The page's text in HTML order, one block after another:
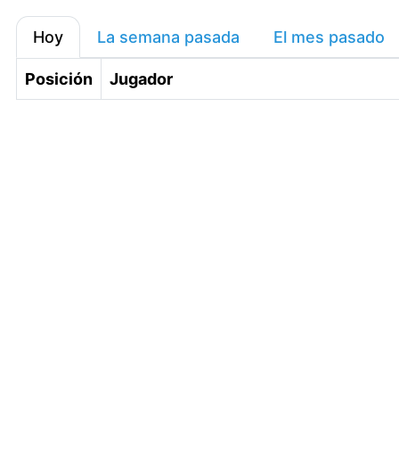
Hoy La semana pasada El mes pasado
Posición Jugador